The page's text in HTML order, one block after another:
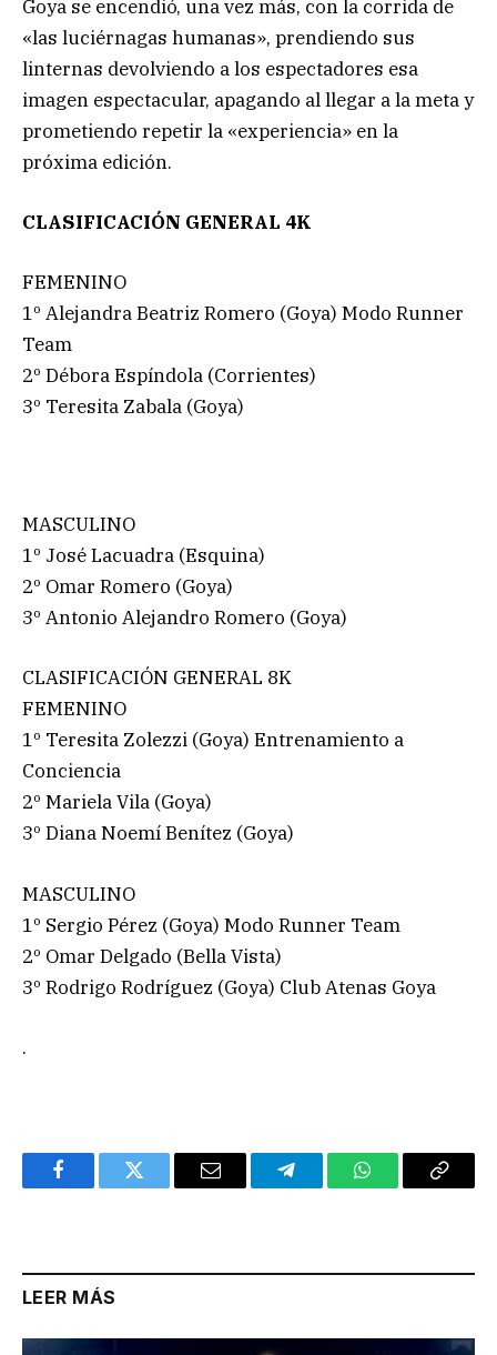
Goya se encendió, una vez más, con la corrida de
«las luciérnagas humanas», prendiendo sus
linternas devolviendo a los espectadores esa
imagen espectacular, apagando al llegar a la meta y
prometiendo repetir la «experiencia» en la
próxima edición.
CLASIFICACIÓN GENERAL 4K
FEMENINO
1º Alejandra Beatriz Romero (Goya) Modo Runner
Team
2º Débora Espíndola (Corrientes)
3º Teresita Zabala (Goya)
MASCULINO
1º José Lacuadra (Esquina)
2º Omar Romero (Goya)
3º Antonio Alejandro Romero (Goya)
CLASIFICACIÓN GENERAL 8K
FEMENINO
1º Teresita Zolezzi (Goya) Entrenamiento a
Conciencia
2º Mariela Vila (Goya)
3º Diana Noemí Benítez (Goya)
MASCULINO
1º Sergio Pérez (Goya) Modo Runner Team
2º Omar Delgado (Bella Vista)
3º Rodrigo Rodríguez (Goya) Club Atenas Goya
.
FacebookTwitter Email TelegramWhatsAppCopy
LEER MÁS